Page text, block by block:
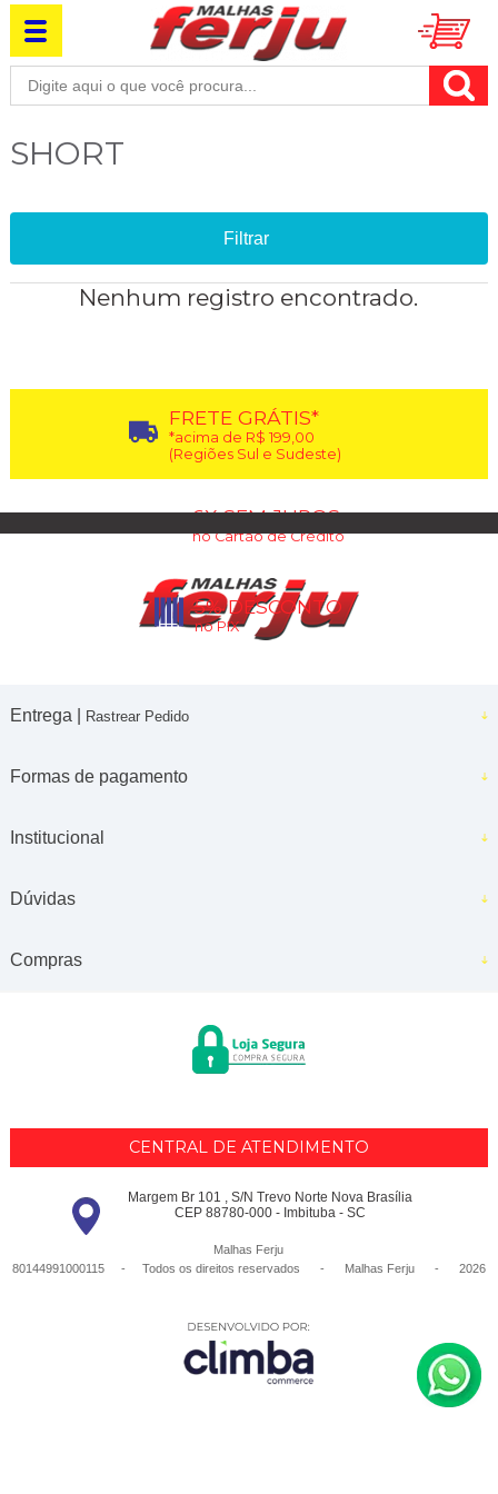
SHORT
Filtrar
Nenhum registro encontrado.
FRETE GRÁTIS*
*acima de R$ 199,00
(Regiões Sul e Sudeste)
6X SEM JUROS
no Cartão de Crédito
5% DESCONTO
no PIX
Entrega | Rastrear Pedido
Formas de pagamento
Institucional
Dúvidas
Compras
CENTRAL DE ATENDIMENTO
Margem Br 101 , S/N Trevo Norte Nova Brasília
CEP 88780-000 - Imbituba - SC
Malhas Ferju
80144991000115 - Todos os direitos reservados
- Malhas Ferju - 2026